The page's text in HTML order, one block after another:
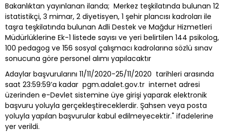
Bakanlıktan yayınlanan ilanda; Merkez teşkilatında bulunan 12
istatistikçi, 3 mimar, 2 diyetisyen, 1 şehir plancısı kadroları ile
taşra teşkilatında bulunan Adli Destek ve Mağdur Hizmetleri
Müdürlüklerine Ek-1 listede sayısı ve yeri belirtilen 144 psikolog,
100 pedagog ve 156 sosyal çalışmacı kadrolarına sözlü sınav
sonucuna göre personel alımı yapılacaktır
Adaylar başvurularını 11/11/2020-25/11/2020 tarihleri arasında
saat 23:59:59’a kadar pgm.adalet.gov.tr internet adresi
üzerinden e-Devlet sistemine üye girişi yaparak elektronik
başvuru yoluyla gerçekleştireceklerdir. Şahsen veya posta
yoluyla yapılan başvurular kabul edilmeyecektir." ifadelerine
yer verildi.